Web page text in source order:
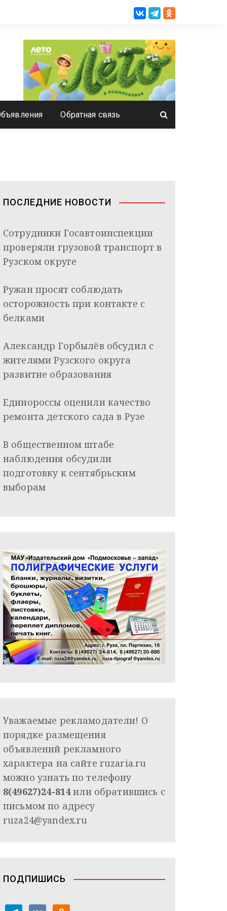
Обратная связь
ПОСЛЕДНИЕ НОВОСТИ
Сотрудники Госавтоинспекции
проверяли грузовой транспорт в
Рузском округе
Ружан просят соблюдать
осторожность при контакте с
белками
Александр Горбылёв обсудил с
жителями Рузского округа
развитие образования
Единороссы оценили качество
ремонта детского сада в Рузе
В общественном штабе
наблюдения обсудили
подготовку к сентябрьским
выборам
Уважаемые рекламодатели! О
порядке размещения
объявлений рекламного
характера на сайте ruzaria.ru
можно узнать по телефону
8(49627)24-814или обратившись с
письмом по адресу
ruza24@yandex.ru
ПОДПИШИСЬ